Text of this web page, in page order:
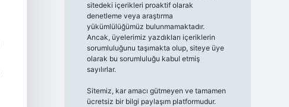
sitedeki içerikleri proaktif olarak
denetleme veya araştırma
yükümlülüğümüz bulunmamaktadır.
Ancak, üyelerimiz yazdıkları içeriklerin
sorumluluğunu taşımakta olup, siteye üye
olarak bu sorumluluğu kabul etmiş
sayılırlar.
Sitemiz, kar amacı gütmeyen ve tamamen
ücretsiz bir bilgi paylaşım platformudur.